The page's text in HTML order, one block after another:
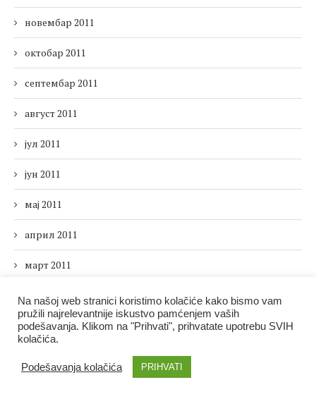
новембар 2011
октобар 2011
септембар 2011
август 2011
јул 2011
јун 2011
мај 2011
април 2011
март 2011
фебруар 2011
јануар 2011
Na našoj web stranici koristimo kolačiće kako bismo vam
pružili najrelevantnije iskustvo pamćenjem vaših
podešavanja. Klikom na "Prihvati", prihvatate upotrebu SVIH
kolačića.
Podešavanja kolačića PRIHVATI